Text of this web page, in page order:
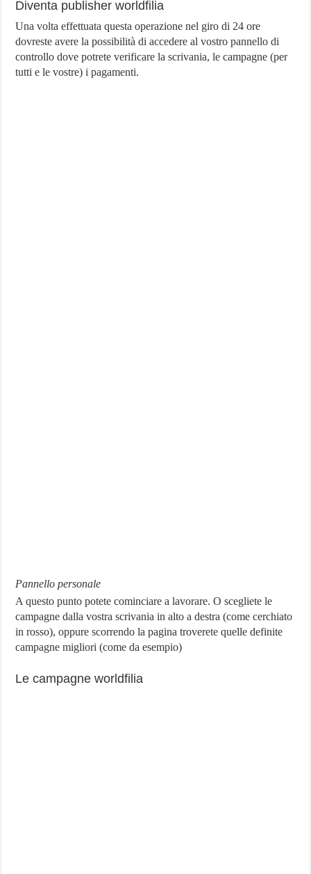
Diventa publisher worldfilia
Una volta effettuata questa operazione nel giro di 24 ore
dovreste avere la possibilità di accedere al vostro pannello di
controllo dove potrete verificare la scrivania, le campagne (per
tutti e le vostre) i pagamenti.
Pannello personale
A questo punto potete cominciare a lavorare. O scegliete le
campagne dalla vostra scrivania in alto a destra (come cerchiato
in rosso), oppure scorrendo la pagina troverete quelle definite
campagne migliori (come da esempio)
Le campagne worldfilia